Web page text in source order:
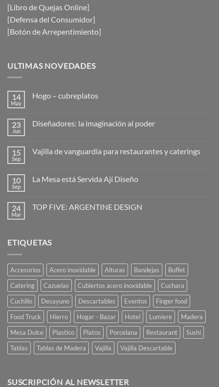
[Libro de Quejas Online]
[Defensa del Consumidor]
[Botón de Arrepentimiento]
ULTIMAS NOVEDADES
14
May
Hogo – cubreplatos
en
23
Jun
Diseñadores: la imaginación al poder
en
al
poder
15
Sep
Vajilla de vanguardia para restaurantes y caterings
en
para
restaurantes
10
Sep
La Mesa está Servida Ají Diseño
en
Ají
Diseño
24
Mar
TOP FIVE: ARGENTINE DESIGN
TOP
ETIQUETAS
Accesorios Acero inoxidable Alturas Bandejas
Buffet
Catering
Cazuelas Cubiertos acero inoxidable
Cuchara
Cuchillo
Desayuno Descartables Eventos
Finger food
Food Truck
Hierro Hogar - Bazar Hotel Lumiere
Madera
Mesa Dulce
Plastico Platos Porcelana Restaurant
Sushi
Tablas
Tablas de Madera Vajilla Vajilla Descartable
SUSCRIPCIÓN AL NEWSLETTER